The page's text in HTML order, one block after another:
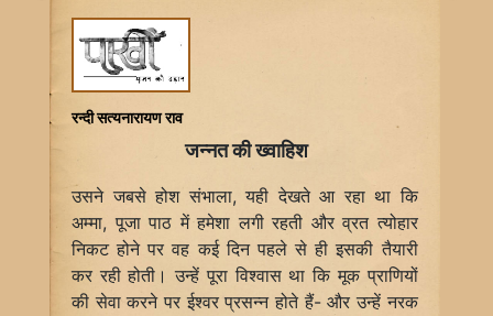
रन्दी सत्यनारायण राव
जन्नत की ख्वाहिश
उसने जबसे होश संभाला, यही देखते आ रहा था कि
अम्मा, पूजा पाठ में हमेशा लगी रहती और व्रत त्योहार
निकट होने पर वह कई दिन पहले से ही इसकी तैयारी
कर रही होती। उन्हें पूरा विश्वास था कि मूक प्राणियों
की सेवा करने पर ईश्वर प्रसन्न होते हैं- और उन्हें नरक